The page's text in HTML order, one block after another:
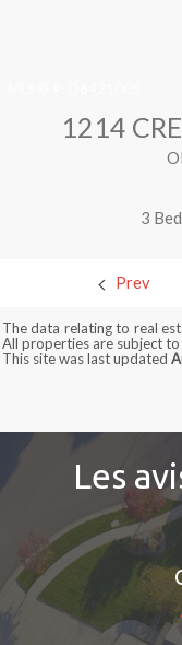
1214
3
Prev
The data relating to real
All properties are subject
This site was last updated
Les